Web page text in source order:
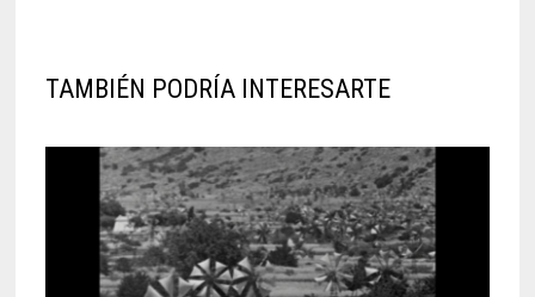
TAMBIÉN PODRÍA INTERESARTE